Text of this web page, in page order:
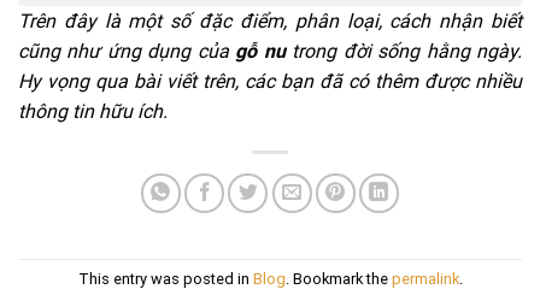
Trên đây là một số đặc điểm, phân loại, cách nhận biết
cũng như ứng dụng củagỗ nutrong đời sống hằng ngày.
Hy vọng qua bài viết trên, các bạn đã có thêm được nhiều
thông tin hữu ích.
This entry was posted in Blog . Bookmark the permalink.